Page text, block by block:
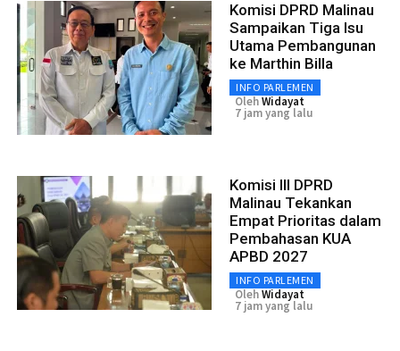
Komisi DPRD Malinau
Sampaikan Tiga Isu
Utama Pembangunan
ke Marthin Billa
INFO PARLEMEN
OlehWidayat
7 jam yang lalu
Komisi III DPRD
Malinau Tekankan
Empat Prioritas dalam
Pembahasan KUA
APBD 2027
INFO PARLEMEN
OlehWidayat
7 jam yang lalu